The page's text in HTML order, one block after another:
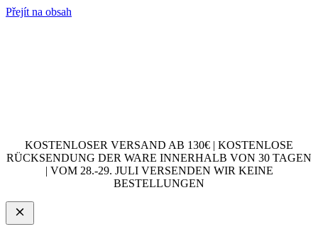
Přejít na obsah
KOSTENLOSER VERSAND AB 130€ | KOSTENLOSE
RÜCKSENDUNG DER WARE INNERHALB VON 30 TAGEN
| VOM 28.-29. JULI VERSENDEN WIR KEINE
BESTELLUNGEN